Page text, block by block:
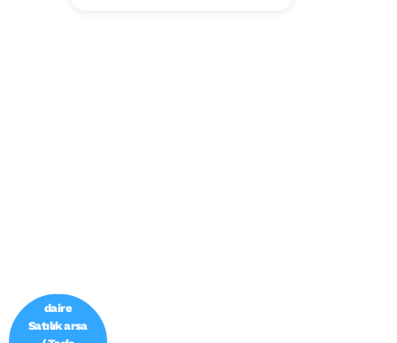
daire
Satılık arsa